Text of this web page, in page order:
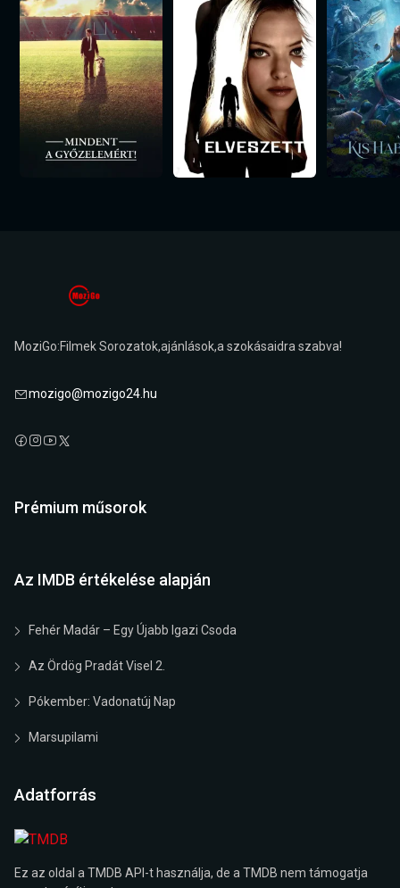
MoziGo:Filmek Sorozatok,ajánlások,a szokásaidra szabva!
mozigo@mozigo24.hu
Prémium műsorok
Az IMDB értékelése alapján
Fehér Madár – Egy Újabb Igazi Csoda
Az Ördög Pradát Visel 2.
Pókember: Vadonatúj Nap
Marsupilami
Adatforrás
Ez az oldal a TMDB API-t használja, de a TMDB nem támogatja